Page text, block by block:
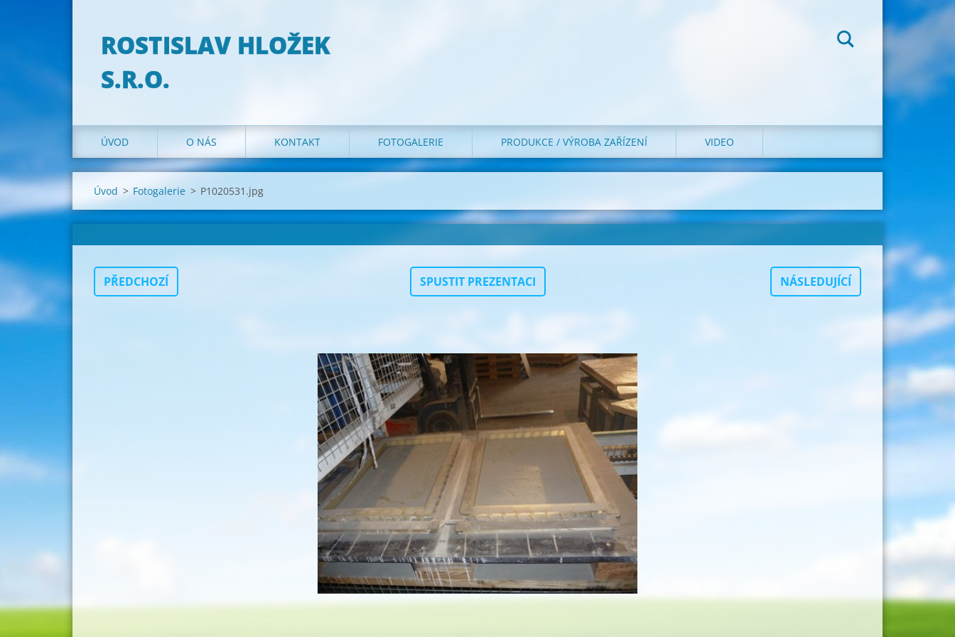
ROSTISLAV HLOŽEK
S.R.O.
ÚVOD O NÁS KONTAKT FOTOGALERIE PRODUKCE / VÝROBA ZAŘÍZENÍ VIDEO
Úvod > Fotogalerie > P1020531.jpg
PŘEDCHOZÍ SPUSTIT PREZENTACI NÁSLEDUJÍCÍ